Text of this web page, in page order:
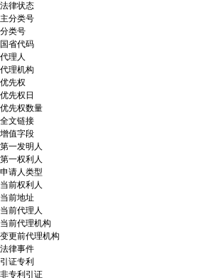
法律状态
主分类号
分类号
国省代码
代理人
代理机构
优先权
优先权日
优先权数量
全文链接
增值字段
第一发明人
第一权利人
申请人类型
当前权利人
当前地址
当前代理人
当前代理机构
变更前代理机构
法律事件
引证专利
非专利引证